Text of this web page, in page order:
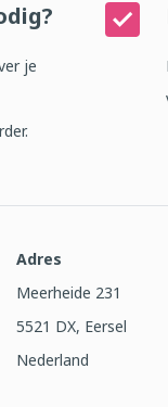
je
Adres
Meerheide 231
5521 DX, Eersel
Nederland